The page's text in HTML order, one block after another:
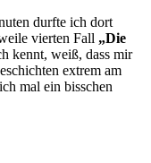
durfte ich dort
vierten Fall „Die
kennt, weiß, dass mir
extrem am
mal ein bisschen